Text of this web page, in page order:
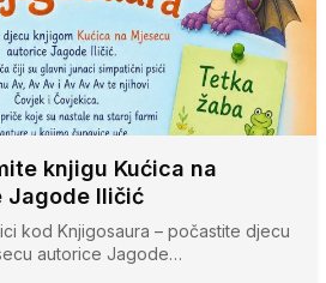
knjigu Kućica na
Jagode Iličić
kod Knjigosaura – počastite djecu
autorice Jagode…